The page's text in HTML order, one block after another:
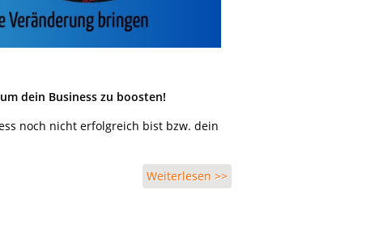
dein Business zu boosten!
noch nicht erfolgreich bist bzw. dein
Weiterlesen >>
Training "Erfolgsblockaden